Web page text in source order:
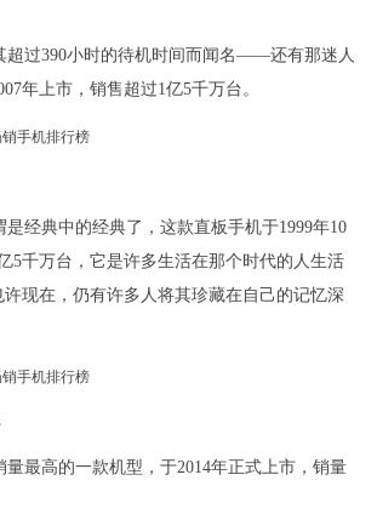
超过390小时的待机时间而闻名——还有那迷人
年上市，销售超过1亿5千万台。
是经典中的经典了，这款直板手机于1999年10
5千万台，它是许多生活在那个时代的人生活
现在，仍有许多人将其珍藏在自己的记忆深
量最高的一款机型，于2014年正式上市，销量